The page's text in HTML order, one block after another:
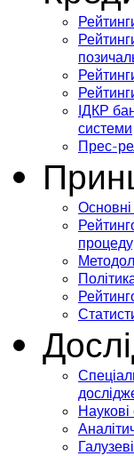
ІДКР
системи
Прес-
Наукові